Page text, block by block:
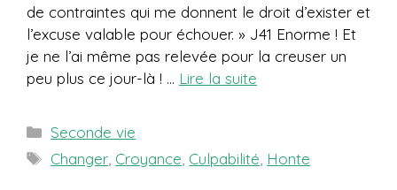
de contraintes qui me donnent le droit d’exister et
l’excuse valable pour échouer. » J41 Enorme ! Et
je ne l’ai même pas relevée pour la creuser un
peu plus ce jour-là ! … Lire la suite
Catégories
Seconde vie
Étiquettes
Changer Croyance Culpabilité Honte